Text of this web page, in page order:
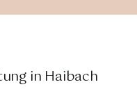
in Haibach